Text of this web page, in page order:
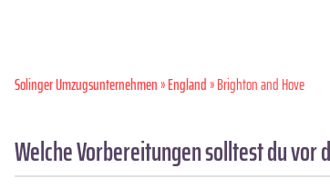
Solinger Umzugsunternehmen»England» Brighton and Hove
Welche Vorbereitungen solltest du vor